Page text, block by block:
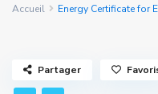
Accueil Energy Certificate for
Partager